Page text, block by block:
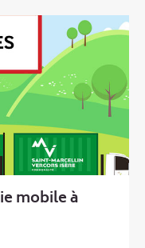
mobile à